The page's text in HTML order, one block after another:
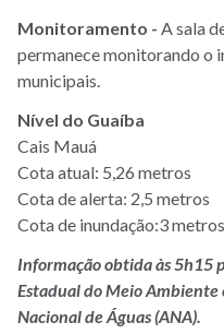
Monitoramento - A sala
permanece monitorando o
municipais.
Nível do Guaíba
Cais Mauá
Cota atual: 5,26 metros
Cota de alerta: 2,5 metros
Cota de inundação:3 metros
Informação obtida às 5h15
Estadual do Meio
Nacional de Águas (ANA).